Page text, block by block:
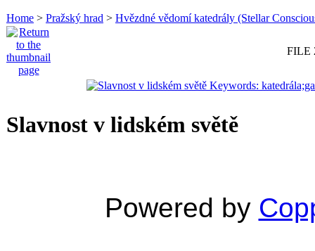
Home > Pražský hrad > Hvězdné vědomí katedrály (Stellar
FILE
Slavnost v lidském světě
Powered by